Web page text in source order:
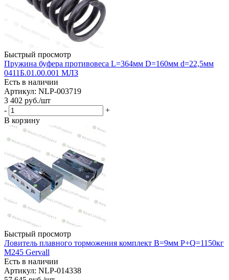
Быстрый просмотр
Пружина буфера противовеса L=364мм D=160мм d=22,5мм
0411Б.01.00.001 МЛЗ
Есть в наличии
Артикул: NLP-003719
3 402 руб./шт
-
+
В корзину
Быстрый просмотр
Ловитель плавного торможения комплект B=9мм P+Q=1150кг
M245 Gervall
Есть в наличии
Артикул: NLP-014338